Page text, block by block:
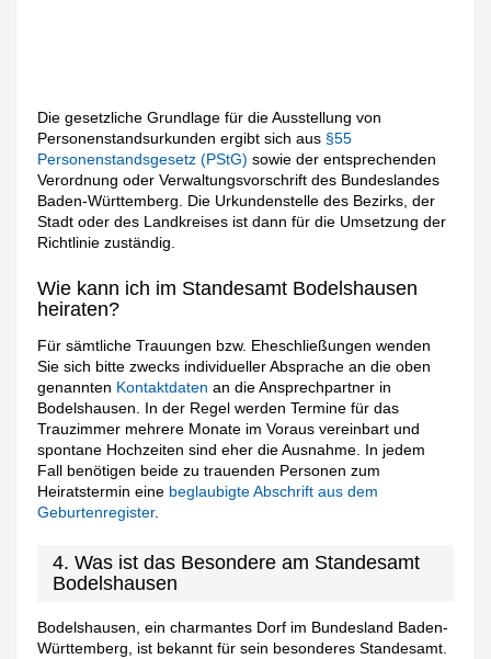
Die gesetzliche Grundlage für die Ausstellung von
Personenstandsurkunden ergibt sich aus §55
Personenstandsgesetz (PStG)sowie der entsprechenden
Verordnung oder Verwaltungsvorschrift des Bundeslandes
Baden-Württemberg. Die Urkundenstelle des Bezirks, der
Stadt oder des Landkreises ist dann für die Umsetzung der
Richtlinie zuständig.
Wie kann ich im Standesamt Bodelshausen
heiraten?
Für sämtliche Trauungen bzw. Eheschließungen wenden
Sie sich bitte zwecks individueller Absprache an die oben
genannten Kontaktdaten an die Ansprechpartner in
Bodelshausen. In der Regel werden Termine für das
Trauzimmer mehrere Monate im Voraus vereinbart und
spontane Hochzeiten sind eher die Ausnahme. In jedem
Fall benötigen beide zu trauenden Personen zum
Heiratstermin eine beglaubigte Abschrift aus dem
Geburtenregister.
4. Was ist das Besondere am Standesamt
Bodelshausen
Bodelshausen, ein charmantes Dorf im Bundesland Baden-
Württemberg, ist bekannt für sein besonderes Standesamt.